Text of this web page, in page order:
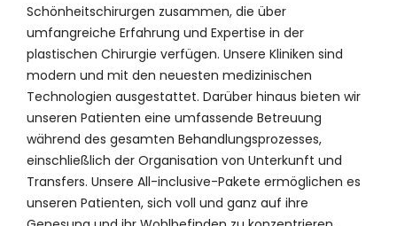
Schönheitschirurgen zusammen, die über
umfangreiche Erfahrung und Expertise in der
plastischen Chirurgie verfügen. Unsere Kliniken sind
modern und mit den neuesten medizinischen
Technologien ausgestattet. Darüber hinaus bieten wir
unseren Patienten eine umfassende Betreuung
während des gesamten Behandlungsprozesses,
einschließlich der Organisation von Unterkunft und
Transfers. Unsere All-inclusive-Pakete ermöglichen es
unseren Patienten, sich voll und ganz auf ihre